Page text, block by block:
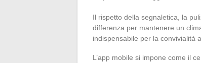
Il rispetto della segnaletica, la
differenza per mantenere un
indispensabile per la convivialità
L’app mobile si impone come il